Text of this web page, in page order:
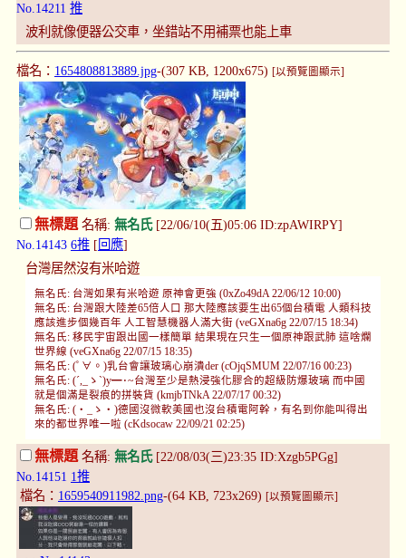
No.14211 推
波利就像便器公交車，坐錯站不用補票也能上車
檔名： 1654808813889.jpg-(307 KB, 1200x675) [以預覽圖顯示]
無標題名稱: 無名氏[22/06/10(五)05:06 ID:zpAWIRPY]
No.14143 6推 [ 回應]
台灣居然沒有米哈遊
無名氏: 台灣如果有米哈遊 原神會更強 (0xZo49dA 22/06/12 10:00)
無名氏: 台灣跟大陸差65倍人口 那大陸應該要生出65個台積電 人類科技
應該進步個幾百年 人工智慧機器人滿大街 (veGXna6g 22/07/15 18:34)
無名氏: 移民宇宙跟出國一樣簡單 結果現在只生一個原神跟武肺 這啥爛
世界線 (veGXna6g 22/07/15 18:35)
無名氏: (ﾟ∀。)乳台會讓玻璃心崩潰der (cOjqSMUM 22/07/16 00:23)
無名氏: (´,_ゝ`)y━･~台灣至少是熱浸強化膠合的超級防爆玻璃 而中國
就是個滿是裂痕的拼裝貨 (kmjbTNkA 22/07/17 00:32)
無名氏: (・_ゝ・)德國沒微軟美國也沒台積電阿幹，有名到你能叫得出
來的都世界唯一啦 (cKdsocaw 22/09/21 02:25)
無標題 名稱: 無名氏[22/08/03(三)23:35 ID:Xzgb5PGg]
No.14151 1推
檔名： 1659540911982.png-(64 KB, 723x269) [以預覽圖顯示]